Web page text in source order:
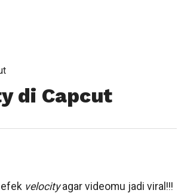
di Capcut
efek velocityagar videomu jadi viral!!!